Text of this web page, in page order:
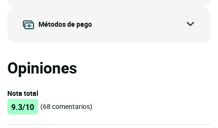
Métodos de pago
Opiniones
Nota total
9.3/10 (68 comentarios)